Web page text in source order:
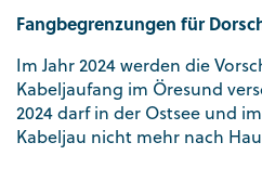
Fangbegrenzungen für
Im Jahr 2024 werden die
Kabeljaufang im Öresund
2024 darf in der Ostsee und
Kabeljau nicht mehr nach